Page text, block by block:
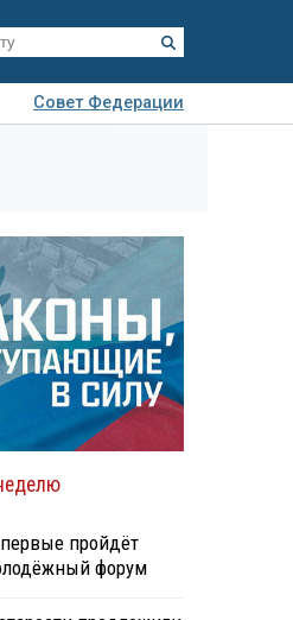
Совет Федерации
пройдёт
форум